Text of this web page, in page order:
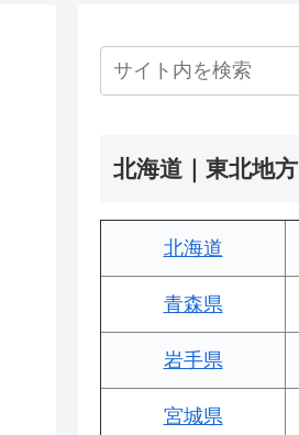
北海道｜東北地方
北海道
青森県
岩手県
宮城県